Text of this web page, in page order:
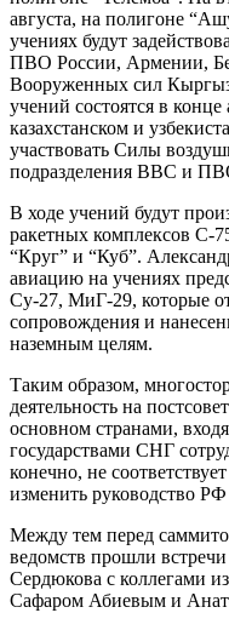
августа, на полигоне
учениях будут
ПВО России, Армении,
Вооруженных сил
учений состоятся в конце
казахстанском и
участвовать Силы
подразделения ВВС и
В ходе учений будут
ракетных комплексов С-
“Круг” и “Куб”.
авиацию на учениях
Су-27, МиГ-29, которые
сопровождения и
наземным целям.
Таким образом,
деятельность на
основном странами,
государствами СНГ
конечно, не
изменить руководство РФ
Между тем перед
ведомств прошли
Сердюкова с коллегами
Сафаром Абиевым и